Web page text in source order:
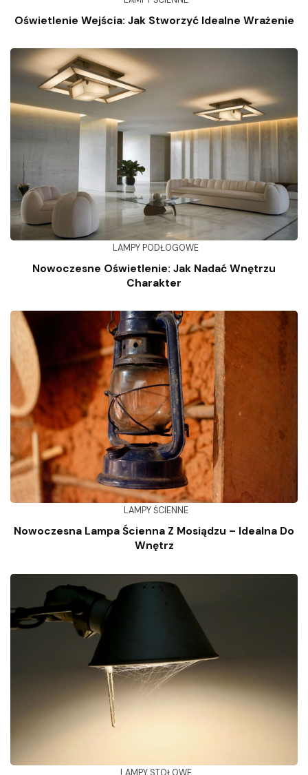
Oświetlenie Wejścia: Jak Stworzyć Idealne Wrażenie
LAMPY PODŁOGOWE
Nowoczesne Oświetlenie: Jak Nadać Wnętrzu
Charakter
LAMPY ŚCIENNE
Nowoczesna Lampa Ścienna Z Mosiądzu – Idealna Do
Wnętrz